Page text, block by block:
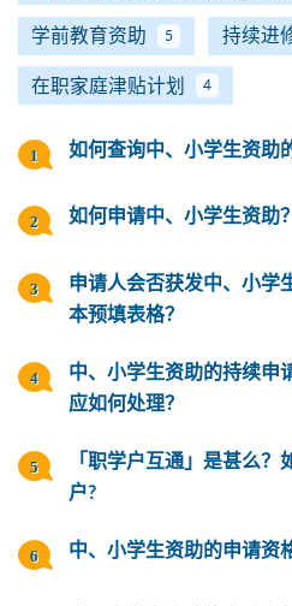
学前教育资助 5 持续进
在职家庭津贴计划 4
如何查询中、小学生资助
如何申请中、小学生资助？
申请人会否获发中、小学
本预填表格？
中、小学生资助的持续申
应如何处理？
「职学户互通」是甚么
户?
中、小学生资助的申请资